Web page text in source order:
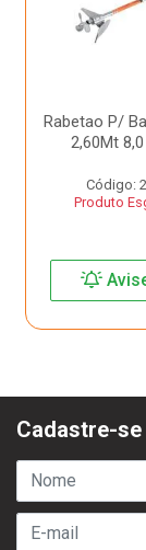
Rabetao P/
2,60Mt
Código:
Produto
Cadastre-